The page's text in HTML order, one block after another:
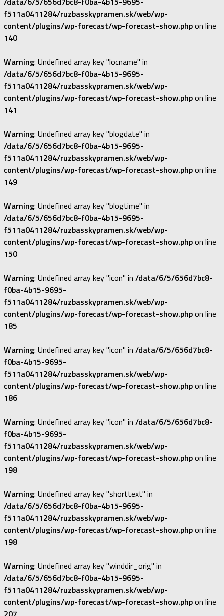
f511a0411284/ruzbasskypramen.sk/web/wp-
content/plugins/wp-forecast/wp-forecast-show.phpon line
140
Warning: Undefined array key "locname" in
/data/6/5/656d7bc8-f0ba-4b15-9695-
f511a0411284/ruzbasskypramen.sk/web/wp-
content/plugins/wp-forecast/wp-forecast-show.phpon line
141
Warning: Undefined array key "blogdate" in
/data/6/5/656d7bc8-f0ba-4b15-9695-
f511a0411284/ruzbasskypramen.sk/web/wp-
content/plugins/wp-forecast/wp-forecast-show.phpon line
149
Warning: Undefined array key "blogtime" in
/data/6/5/656d7bc8-f0ba-4b15-9695-
f511a0411284/ruzbasskypramen.sk/web/wp-
content/plugins/wp-forecast/wp-forecast-show.phpon line
150
Warning: Undefined array key "icon" in /data/6/5/656d7bc8-
f0ba-4b15-9695-
f511a0411284/ruzbasskypramen.sk/web/wp-
content/plugins/wp-forecast/wp-forecast-show.phpon line
185
Warning: Undefined array key "icon" in /data/6/5/656d7bc8-
f0ba-4b15-9695-
f511a0411284/ruzbasskypramen.sk/web/wp-
content/plugins/wp-forecast/wp-forecast-show.phpon line
186
Warning: Undefined array key "icon" in /data/6/5/656d7bc8-
f0ba-4b15-9695-
f511a0411284/ruzbasskypramen.sk/web/wp-
content/plugins/wp-forecast/wp-forecast-show.phpon line
198
Warning: Undefined array key "shorttext" in
/data/6/5/656d7bc8-f0ba-4b15-9695-
f511a0411284/ruzbasskypramen.sk/web/wp-
content/plugins/wp-forecast/wp-forecast-show.phpon line
198
Warning: Undefined array key "winddir_orig" in
/data/6/5/656d7bc8-f0ba-4b15-9695-
f511a0411284/ruzbasskypramen.sk/web/wp-
content/plugins/wp-forecast/wp-forecast-show.phpon line